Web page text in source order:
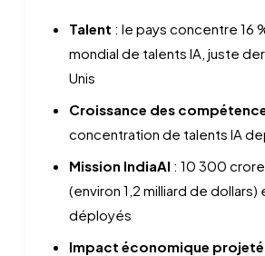
Talent : le pays concentre 16
mondial de talents IA, juste
Unis
Croissance des
concentration de talents IA
Mission IndiaAI : 10 300
(environ 1,2 milliard de
déployés
Impact économique projeté